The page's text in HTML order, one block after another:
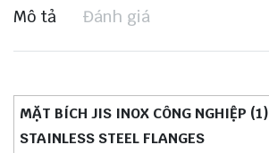
Mô tả Đánh giá
MẶT BÍCH JIS INOX CÔNG NGHIỆP (1)
STAINLESS STEEL FLANGES